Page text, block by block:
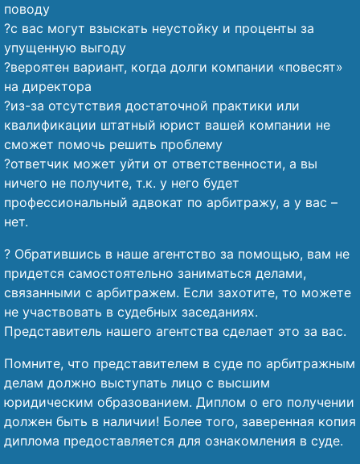
поводу
?с вас могут взыскать неустойку и проценты за
упущенную выгоду
?вероятен вариант, когда долги компании «повесят»
на директора
?из-за отсутствия достаточной практики или
квалификации штатный юрист вашей компании не
сможет помочь решить проблему
?ответчик может уйти от ответственности, а вы
ничего не получите, т.к. у него будет
профессиональный адвокат по арбитражу, а у вас –
нет.
? Обратившись в наше агентство за помощью, вам не
придется самостоятельно заниматься делами,
связанными с арбитражем. Если захотите, то можете
не участвовать в судебных заседаниях.
Представитель нашего агентства сделает это за вас.
Помните, что представителем в суде по арбитражным
делам должно выступать лицо с высшим
юридическим образованием. Диплом о его получении
должен быть в наличии! Более того, заверенная копия
диплома предоставляется для ознакомления в суде.